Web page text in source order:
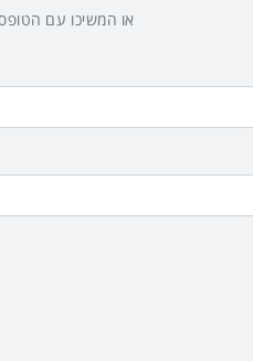
או המשיכו עם